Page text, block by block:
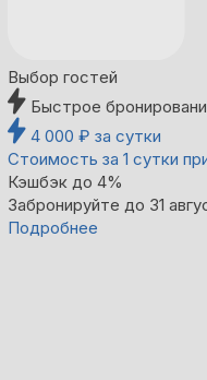
Выбор гостей
Быстрое
4 000 ₽ за сутки
Стоимость за 1 сутки
Кэшбэк до 4%
Забронируйте до 31
Подробнее